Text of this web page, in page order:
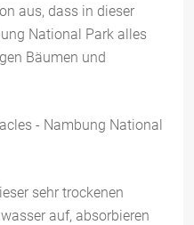
aus, dass in dieser
National Park alles
Bäumen und
sehr trockenen
auf, absorbieren